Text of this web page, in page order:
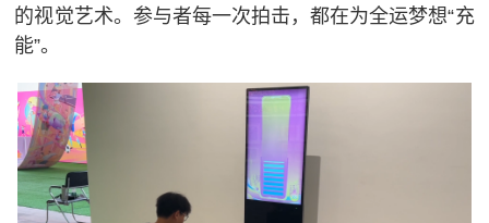
的视觉艺术。参与者每一次拍击，都在为全运梦想“充
能”。